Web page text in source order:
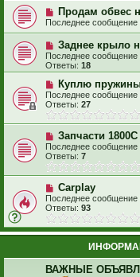
Продам обвес
Последнее сообщение
Заднее крыло
Последнее сообщение
Ответы: 18
Куплю
Последнее сообщение
Ответы: 27
Запчасти 1800С
Последнее сообщение
Ответы: 7
Carplay
Последнее сообщение
Ответы: 93
ВАЖНЫЕ